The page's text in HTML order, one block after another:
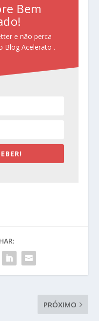
Bem
e não perca
Blog Acelerato .
PRÓXIMO